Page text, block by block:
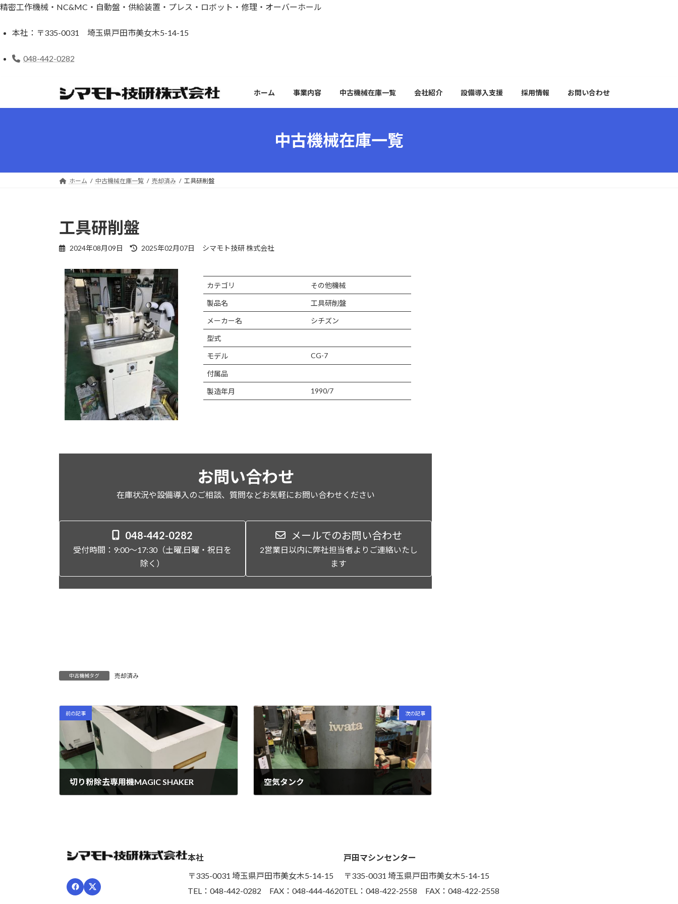
精密工作機械・NC&MC・自動盤・供給装置・プレス・ロボット・修理・オーバーホール
本社： 〒335-0031 埼玉県戸田市美女木5-14-15
048-442-0282
テ
ゲ
ホーム 事業内容 中古機械在庫一覧 会社紹介 設備導入支援 採用情報 お問い合わせ
中古機械在庫一覧
ホーム 中古機械在庫一覧 売却済み 工具研削盤
工具研削盤
2024年08月09日
最
更
新
日
時
:
2025年02月07日 シマモト技研 株式会社
カテゴリ その他機械
製品名 工具研削盤
メーカー名 シチズン
型式
モデル CG-7
付属品
製造年月 1990/7
お問い合わせ
在庫状況や設備導入のご相談、質問などお気軽にお問い合わせください
048-442-0282
受付時間：9:00～17:30（土曜,日曜・祝日を
除く）
メールでのお問い合わせ
2営業日以内に弊社担当者よりご連絡いたし
ます
中古機械タグ 売却済み
前の記事
切り粉除去専用機MAGIC SHAKER
次の記事
空気タンク
本社
〒335-0031 埼玉県戸田市美女木5-14-15
TEL：048-442-0282 FAX：048-444-4620
戸田マシンセンター
〒335-0031 埼玉県戸田市美女木5-14-15
TEL：048-422-2558 FAX：048-422-2558